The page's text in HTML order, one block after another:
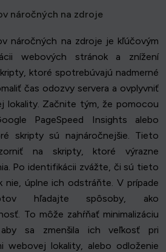
náročných na zdroje
náročných na zdroje je kľúčovým
webových stránok a znížení
ktoré spotrebúvajú nadmerné
čas odozvy servera a ovplyvniť
lokality. Začnite tým, že pomocou
PageSpeed Insights alebo
skripty sú najnáročnejšie. Tieto
na skripty, ktoré výrazne
Po identifikácii zvážte, či sú tieto
nie, úplne ich odstráňte. V prípade
hľadajte spôsoby, ako
To môže zahŕňať minimalizáciu
aby sa zmenšila ich veľkosť pri
webovej lokality, alebo odloženie